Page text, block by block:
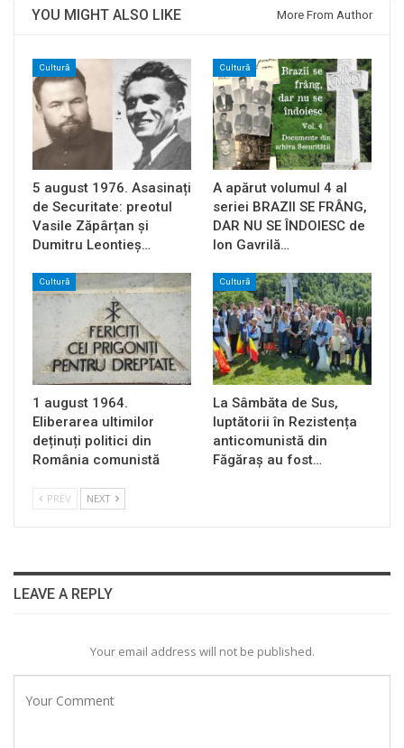
YOU MIGHT ALSO LIKE More From Author
Cultură
5 august 1976. Asasinați
de Securitate: preotul
Vasile Zăpârțan și
Dumitru Leontieș…
Cultură
A apărut volumul 4 al
seriei BRAZII SE FRÂNG,
DAR NU SE ÎNDOIESC de
Ion Gavrilă…
Cultură
1 august 1964.
Eliberarea ultimilor
deținuți politici din
România comunistă
Cultură
La Sâmbăta de Sus,
luptătorii în Rezistența
anticomunistă din
Făgăraș au fost…
PREV NEXT
LEAVE A REPLY
Your email address will not be published.